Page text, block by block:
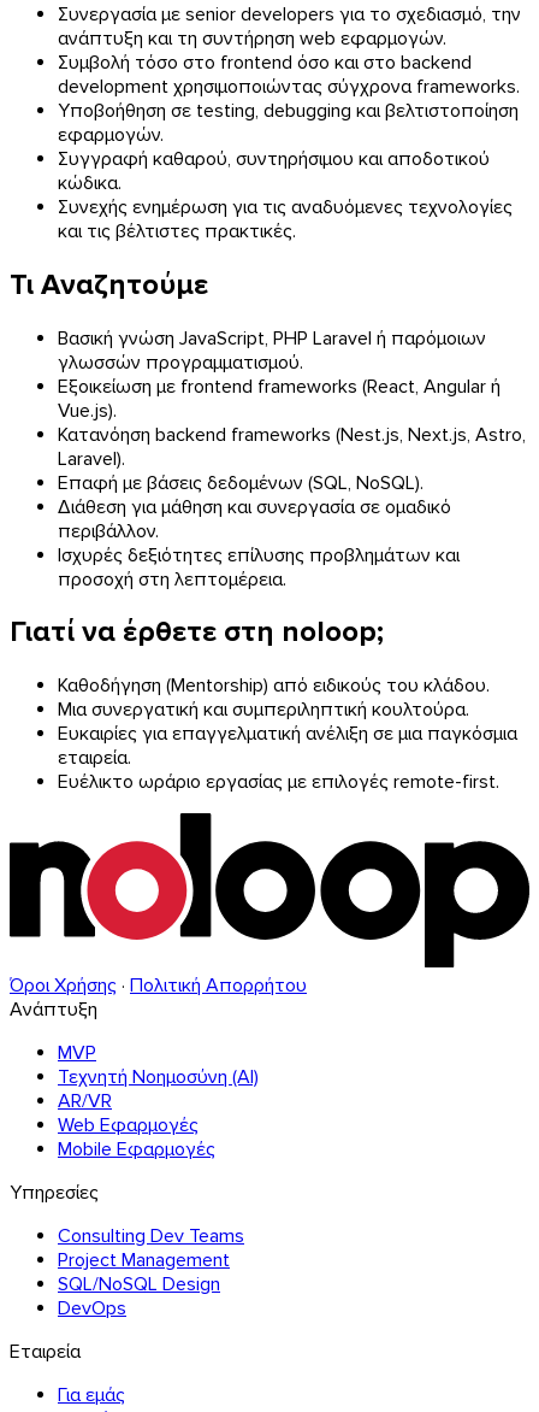
Συνεργασία με senior developers για το σχεδιασμό, την
ανάπτυξη και τη συντήρηση web εφαρμογών.
Συμβολή τόσο στο frontend όσο και στο backend
development χρησιμοποιώντας σύγχρονα frameworks.
Υποβοήθηση σε testing, debugging και βελτιστοποίηση
εφαρμογών.
Συγγραφή καθαρού, συντηρήσιμου και αποδοτικού
κώδικα.
Συνεχής ενημέρωση για τις αναδυόμενες τεχνολογίες
και τις βέλτιστες πρακτικές.
Τι Αναζητούμε
Βασική γνώση JavaScript, PHP Laravel ή παρόμοιων
γλωσσών προγραμματισμού.
Εξοικείωση με frontend frameworks (React, Angular ή
Vue.js).
Κατανόηση backend frameworks (Nest.js, Next.js, Astro,
Laravel).
Επαφή με βάσεις δεδομένων (SQL, NoSQL).
Διάθεση για μάθηση και συνεργασία σε ομαδικό
περιβάλλον.
Ισχυρές δεξιότητες επίλυσης προβλημάτων και
προσοχή στη λεπτομέρεια.
Γιατί να έρθετε στη noloop;
Καθοδήγηση (Mentorship) από ειδικούς του κλάδου.
Μια συνεργατική και συμπεριληπτική κουλτούρα.
Ευκαιρίες για επαγγελματική ανέλιξη σε μια παγκόσμια
εταιρεία.
Ευέλικτο ωράριο εργασίας με επιλογές remote-first.
Όροι Χρήσης · Πολιτική Απορρήτου
Ανάπτυξη
MVP
Τεχνητή Νοημοσύνη (AI)
AR/VR
Web Εφαρμογές
Mobile Εφαρμογές
Υπηρεσίες
Consulting Dev Teams
Project Management
SQL/NoSQL Design
DevOps
Εταιρεία
Για εμάς